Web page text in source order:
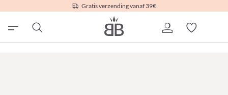
Gratis verzending vanaf 39€